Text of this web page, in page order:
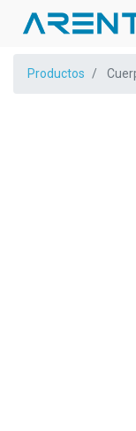
Productos